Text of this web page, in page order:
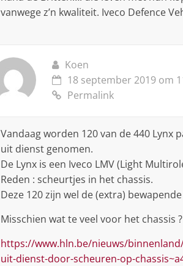
vanwege z’n kwaliteit. Iveco Defence
Koen
18 september 2019 om
Permalink
Vandaag worden 120 van de 440 Lynx
uit dienst genomen.
De Lynx is een Iveco LMV (Light
Reden : scheurtjes in het chassis.
Deze 120 zijn wel de (extra)
Misschien wat te veel voor het chassis ?
https://www.hln.be/nieuws/
uit-dienst-door-scheuren-op-